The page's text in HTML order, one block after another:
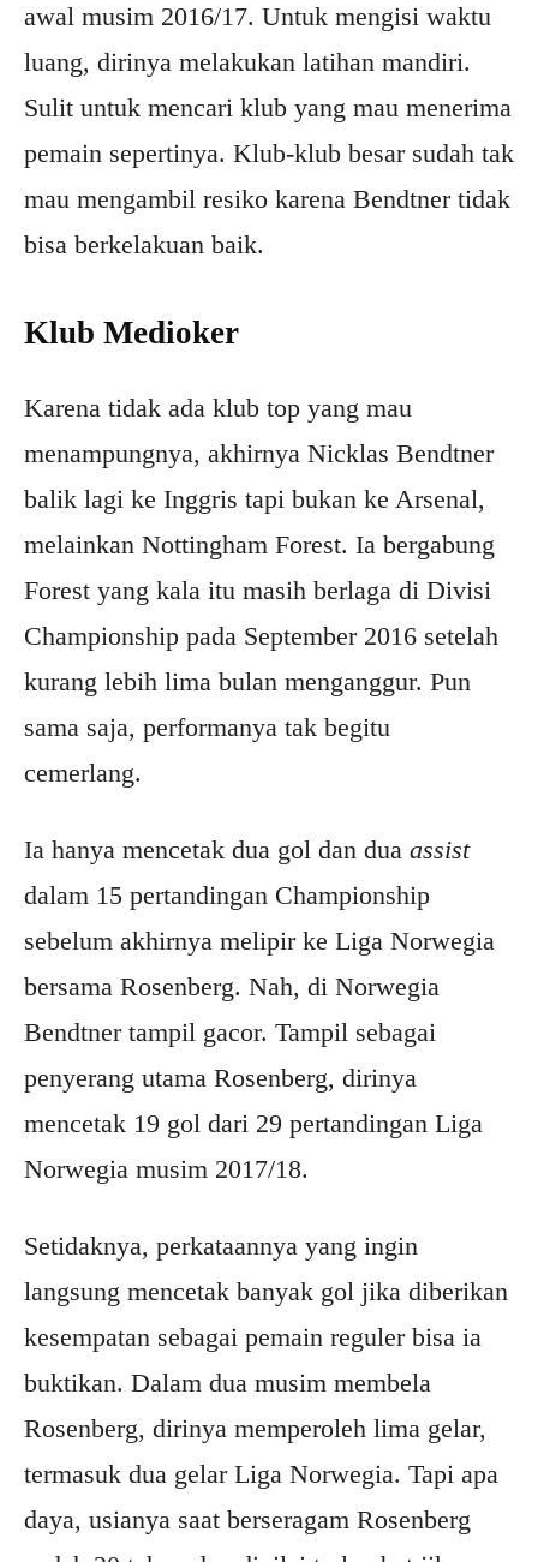
awal musim 2016/17. Untuk mengisi waktu
luang, dirinya melakukan latihan mandiri.
Sulit untuk mencari klub yang mau menerima
pemain sepertinya. Klub-klub besar sudah tak
mau mengambil resiko karena Bendtner tidak
bisa berkelakuan baik.
Klub Medioker
Karena tidak ada klub top yang mau
menampungnya, akhirnya Nicklas Bendtner
balik lagi ke Inggris tapi bukan ke Arsenal,
melainkan Nottingham Forest. Ia bergabung
Forest yang kala itu masih berlaga di Divisi
Championship pada September 2016 setelah
kurang lebih lima bulan menganggur. Pun
sama saja, performanya tak begitu
cemerlang.
Ia hanya mencetak dua gol dan dua assist
dalam 15 pertandingan Championship
sebelum akhirnya melipir ke Liga Norwegia
bersama Rosenberg. Nah, di Norwegia
Bendtner tampil gacor. Tampil sebagai
penyerang utama Rosenberg, dirinya
mencetak 19 gol dari 29 pertandingan Liga
Norwegia musim 2017/18.
Setidaknya, perkataannya yang ingin
langsung mencetak banyak gol jika diberikan
kesempatan sebagai pemain reguler bisa ia
buktikan. Dalam dua musim membela
Rosenberg, dirinya memperoleh lima gelar,
termasuk dua gelar Liga Norwegia. Tapi apa
daya, usianya saat berseragam Rosenberg